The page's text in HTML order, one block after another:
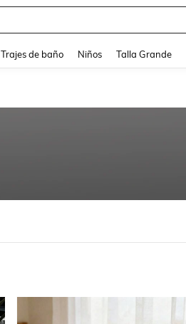
Trajes de baño Niños Talla Grande